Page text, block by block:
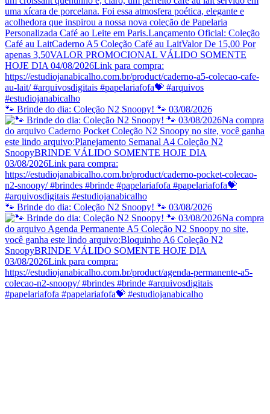
🐾 Brinde do dia: Coleção N2 Snoopy! 🐾 03/08/2026
🐾 Brinde do dia: Coleção N2 Snoopy! 🐾 03/08/2026